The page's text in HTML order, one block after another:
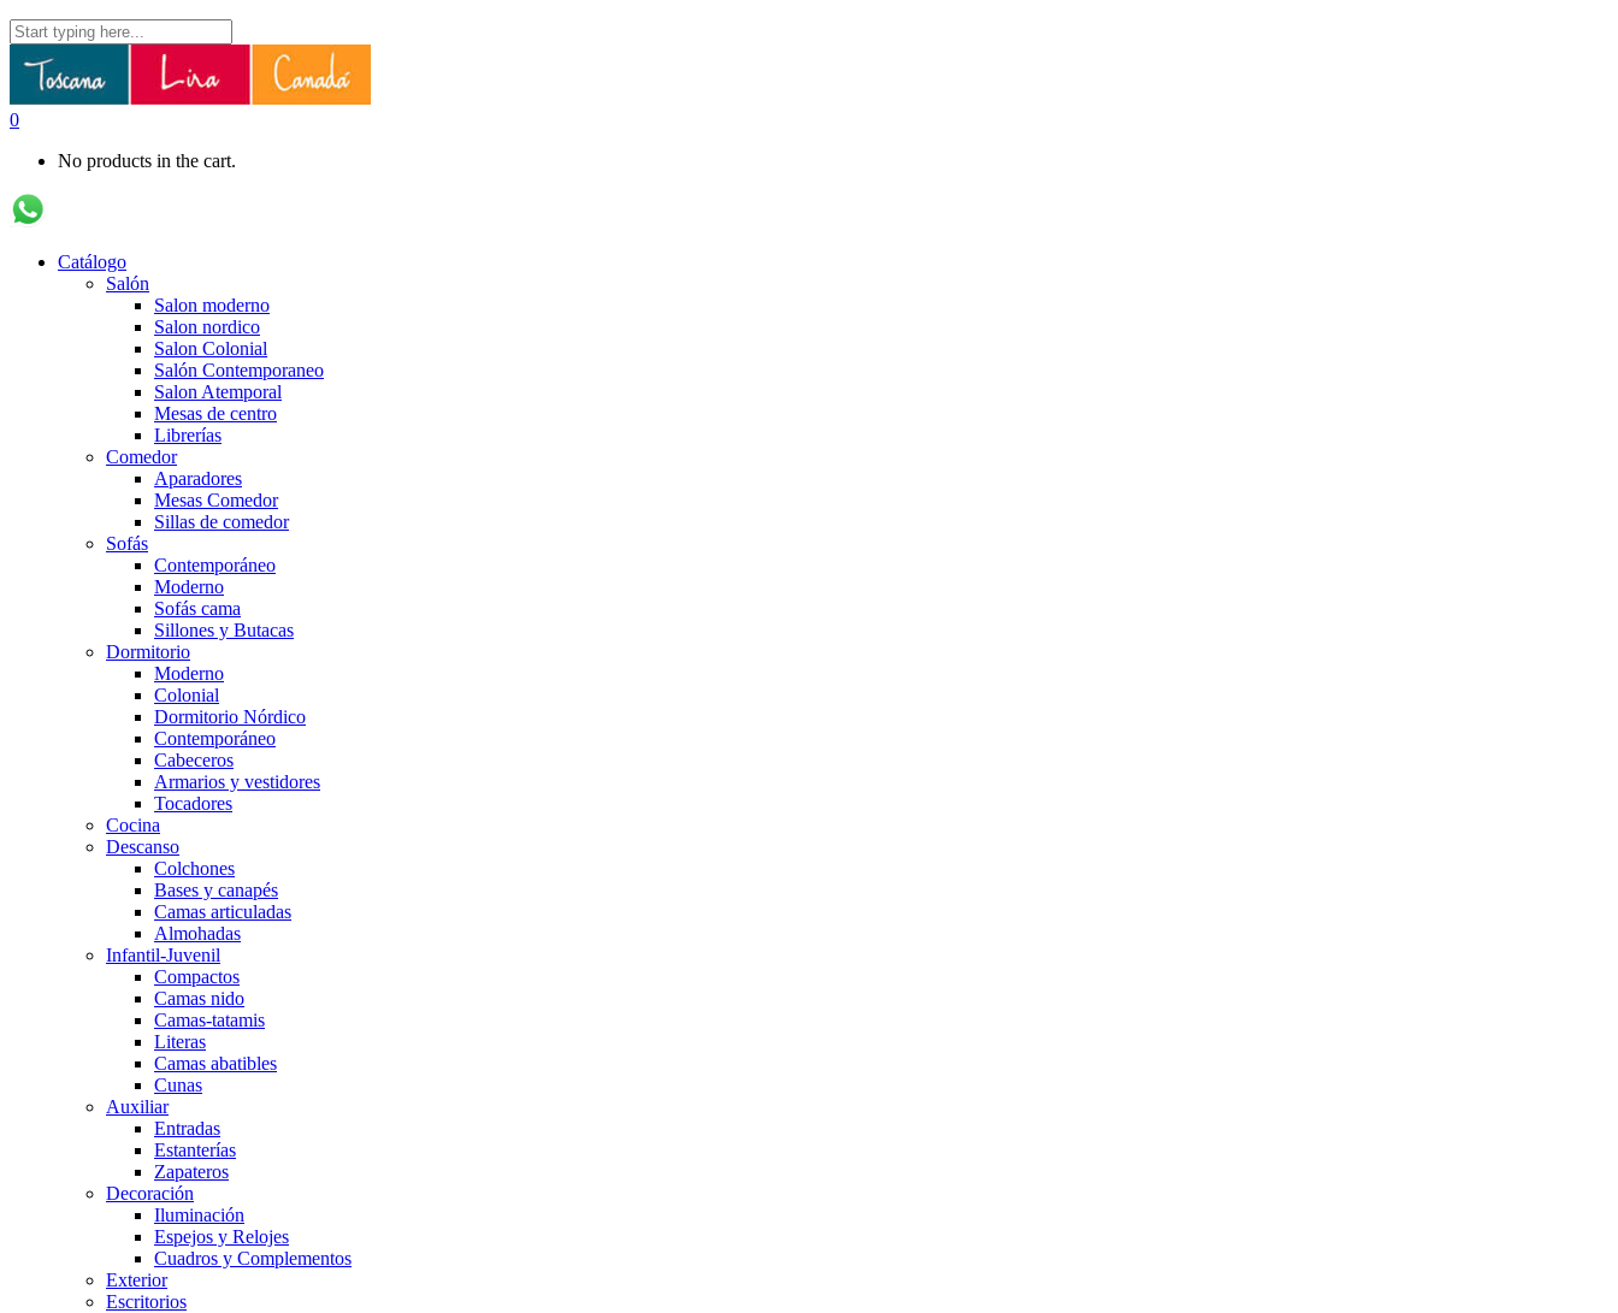
0
No products in the cart.
Catálogo
Salón
Salon moderno
Salon nordico
Salon Colonial
Salón Contemporaneo
Salon Atemporal
Mesas de centro
Librerías
Comedor
Aparadores
Mesas Comedor
Sillas de comedor
Sofás
Contemporáneo
Moderno
Sofás cama
Sillones y Butacas
Dormitorio
Moderno
Colonial
Dormitorio Nórdico
Contemporáneo
Cabeceros
Armarios y vestidores
Tocadores
Cocina
Descanso
Colchones
Bases y canapés
Camas articuladas
Almohadas
Infantil-Juvenil
Compactos
Camas nido
Camas-tatamis
Literas
Camas abatibles
Cunas
Auxiliar
Entradas
Estanterías
Zapateros
Decoración
Iluminación
Espejos y Relojes
Cuadros y Complementos
Exterior
Escritorios